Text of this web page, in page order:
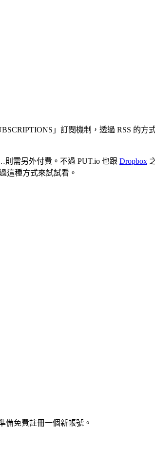
」訂閱機制，透過 RSS 的
需另外付費。不過 PUT.io 也跟 Dropbox
這種方式來試試看。
備免費註冊一個新帳號。